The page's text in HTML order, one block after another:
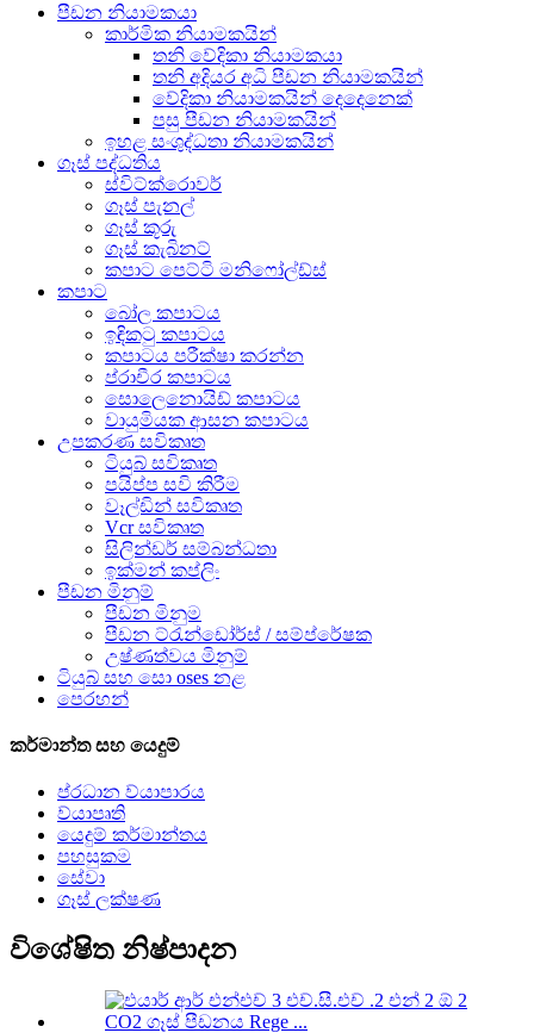
පීඩන නියාමකයා
කාර්මික නියාමකයින්
තනි වේදිකා නියාමකයා
තනි අදියර අධි පීඩන නියාමකයින්
වේදිකා නියාමකයින් දෙදෙනෙක්
පසු පීඩන නියාමකයින්
ඉහළ සංශුද්ධතා නියාමකයින්
ගෑස් පද්ධතිය
ස්විට්ක්රොවර්
ගෑස් පැනල්
ගෑස් කූරු
ගෑස් කැබිනට්
කපාට පෙට්ටි මනිෆෝල්ඩ්ස්
කපාට
බෝල කපාටය
ඉඳිකටු කපාටය
කපාටය පරීක්ෂා කරන්න
ප්රාචීර කපාටය
සොලෙනොයිඩ් කපාටය
වායුමියක ආසන කපාටය
උපකරණ සවිකෘත
ටියුබ් සවිකෘත
පයිප්ප සවි කිරීම
වෑල්ඩින් සවිකෘත
Vcr සවිකෘත
සිලින්ඩර් සම්බන්ධතා
ඉක්මන් කප්ලිං
පීඩන මිනුම්
පීඩන මිනුම
පීඩන ට්රැන්ඩෝර්ස් / සම්ප්රේෂක
උෂ්ණත්වය මිනුම්
ටියුබ් සහ සො oses නළ
පෙරහන්
කර්මාන්ත සහ යෙදුම්
ප්රධාන ව්යාපාරය
ව්යාපෘති
යෙදුම් කර්මාන්තය
පහසුකම
සේවා
ගෑස් ලක්ෂණ
විශේෂිත නිෂ්පාදන